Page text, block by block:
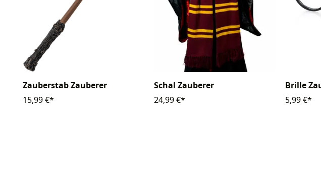
Zauberstab Zauberer
15,99 €*
Schal Zauberer
24,99 €*
Brille
5,99 €*